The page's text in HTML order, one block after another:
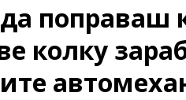
поправаш
колку